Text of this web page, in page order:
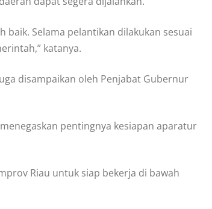
Selama pelantikan dilakukan sesuai
katanya.
disampaikan oleh Penjabat Gubernur
pentingnya kesiapan aparatur
Riau untuk siap bekerja di bawah